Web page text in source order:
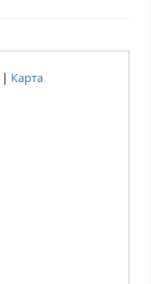
| Карта